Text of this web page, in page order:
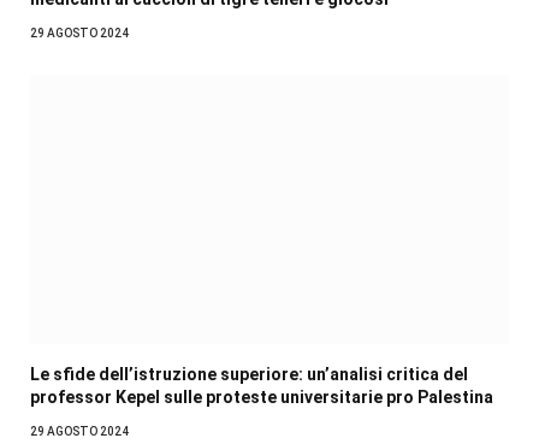
29 AGOSTO 2024
Le sfide dell’istruzione superiore: un’analisi critica del
professor Kepel sulle proteste universitarie pro Palestina
29 AGOSTO 2024